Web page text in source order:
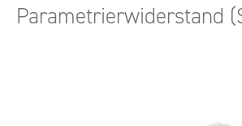
Parametrierwiderstand